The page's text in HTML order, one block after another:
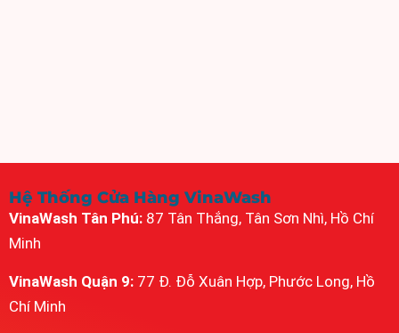
Hệ Thống Cửa Hàng VinaWash
VinaWash Tân Phú: 87 Tân Thắng, Tân Sơn Nhì, Hồ Chí
Minh
VinaWash Quận 9: 77 Đ. Đỗ Xuân Hợp, Phước Long, Hồ
Chí Minh